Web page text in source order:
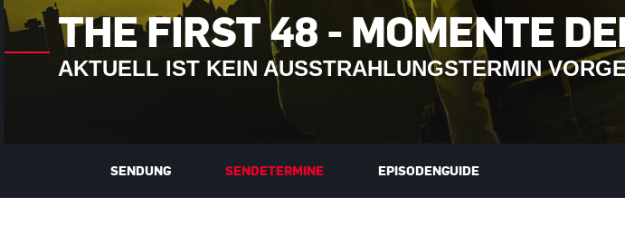
THE FIRST 48 - MOMENTE
AKTUELL IST KEIN AUSSTRAHLUNGSTERMIN
SENDUNG SENDETERMINE EPISODENGUIDE